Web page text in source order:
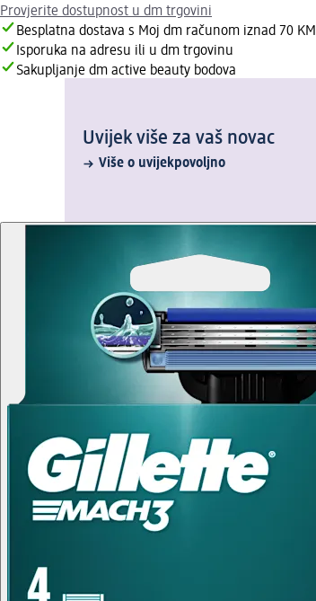
Provjerite dostupnost u dm trgovini
Besplatna dostava s Moj dm računom iznad 70 KM
Isporuka na adresu ili u dm trgovinu
Sakupljanje dm active beauty bodova
Uvijek više za vaš novac
Više o uvijekpovoljno